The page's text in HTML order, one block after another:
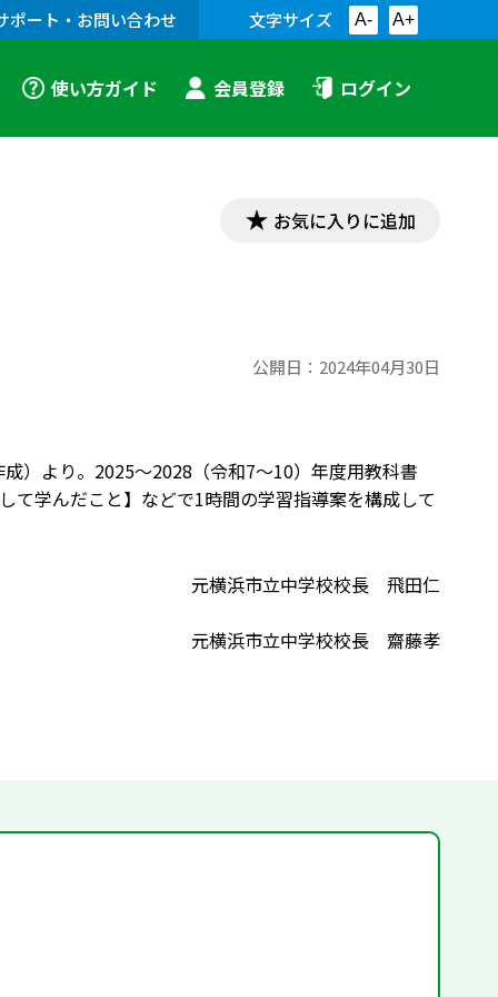
ポート・お問い合わせ 文字サイズ A- A+
使い方ガイド 会員登録 ログイン
お気に入りに追加
公開日： 2024年04月30日
）より。2025～2028（令和7～10）年度用教科書
て学んだこと】などで1時間の学習指導案を構成して
元横浜市立中学校校長 飛田仁
元横浜市立中学校校長 齋藤孝